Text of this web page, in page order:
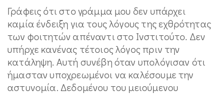
Γράφεις ότι στο γράμμα μου δεν υπάρχει
καμία ένδειξη για τους λόγους της εχθρότητας
των φοιτητών απέναντι στο Ινστιτούτο. Δεν
υπήρχε κανένας τέτοιος λόγος πριν την
κατάληψη. Αυτή συνέβη όταν υπολόγισαν ότι
ήμασταν υποχρεωμένοι να καλέσουμε την
αστυνομία. Δεδομένου του μειούμενου